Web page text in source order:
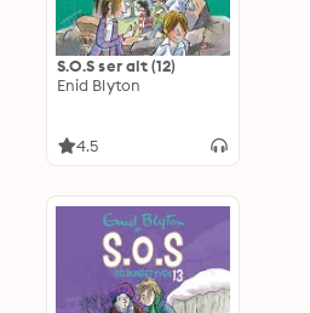
S.O.S ser alt (12)
Enid Blyton
4.5